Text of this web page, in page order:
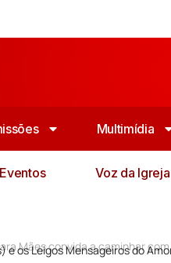
Multimídia
Eventos Voz da Igreja
Mães convida a caminhar
e os Leigos Mensageiros do